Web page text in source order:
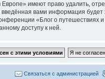
имеют право удалить,
вами информация
«Блог о путешествиях
доступу к ней.
Связаться с администрацией